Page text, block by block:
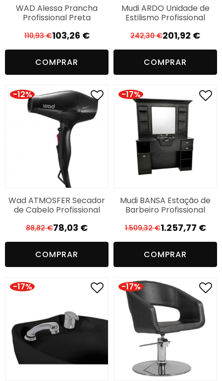
WAD Alessa Prancha
Profissional Preta
110,93€ O
preço
original
era:
110,93 €.
103,26 €
O
preço
atual
é:
103,26 €.
COMPRAR
Mudi ARDO Unidade de
Estilismo Profissional
242,30€ O
preço
original
era:
242,30 €.
201,92 €
O
preço
atual
é:
201,92 €.
COMPRAR
-12%
Wad ATMOSFER Secador
de Cabelo Profissional
88,82€ O
preço
original
era:
78,03 €
O
preço
atual
é:
COMPRAR
-17%
Mudi BANSA Estação de
Barbeiro Profissional
1.509,32€ O
preço
original
era:
1.509,32 €.
1.257,77 €
O
preço
atual
é:
1.257,77 €.
COMPRAR
-17% -17%